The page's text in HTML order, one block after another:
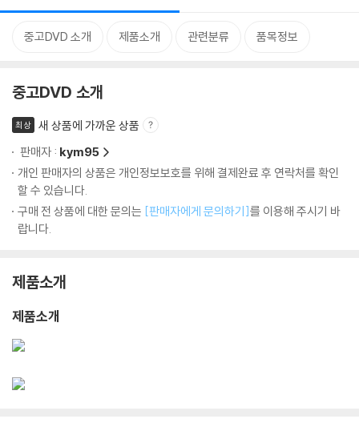
중고DVD 소개 제품소개 관련분류 품목정보
중고DVD 소개
최상
새 상품에 가까운 상품
판매자 : kym95
개인 판매자의 상품은 개인정보보호를 위해 결제완료 후 연락처를 확인
할 수 있습니다.
구매 전 상품에 대한 문의는 [판매자에게 문의하기]를 이용해 주시기 바
랍니다.
제품소개
제품소개